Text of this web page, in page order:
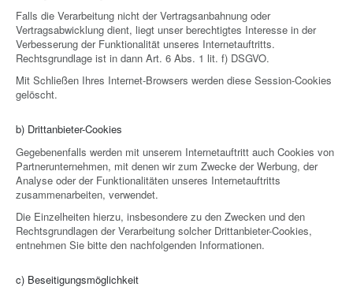
Falls die Verarbeitung nicht der Vertragsanbahnung oder
Vertragsabwicklung dient, liegt unser berechtigtes Interesse in der
Verbesserung der Funktionalität unseres Internetauftritts.
Rechtsgrundlage ist in dann Art. 6 Abs. 1 lit. f) DSGVO.
Mit Schließen Ihres Internet-Browsers werden diese Session-Cookies
gelöscht.
b) Drittanbieter-Cookies
Gegebenenfalls werden mit unserem Internetauftritt auch Cookies von
Partnerunternehmen, mit denen wir zum Zwecke der Werbung, der
Analyse oder der Funktionalitäten unseres Internetauftritts
zusammenarbeiten, verwendet.
Die Einzelheiten hierzu, insbesondere zu den Zwecken und den
Rechtsgrundlagen der Verarbeitung solcher Drittanbieter-Cookies,
entnehmen Sie bitte den nachfolgenden Informationen.
c) Beseitigungsmöglichkeit